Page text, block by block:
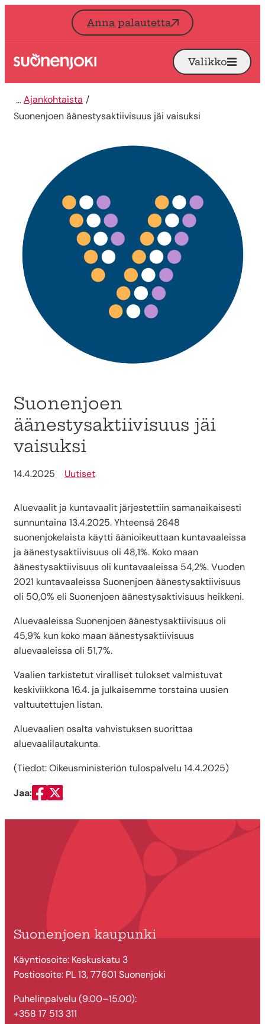
Siirry sisältöön
Anna palautetta
Etusivu Avaa
Valikko
Ajankohtaista
Suonenjoen äänestysaktiivisuus jäi vaisuksi
Suonenjoen
äänestysaktiivisuus jäi
vaisuksi
14.4.2025 Uutiset
Aluevaalit ja kuntavaalit järjestettiin samanaikaisesti
sunnuntaina 13.4.2025. Yhteensä 2648
suonenjokelaista käytti äänioikeuttaan kuntavaaleissa
ja äänestysaktiivisuus oli 48,1%. Koko maan
äänestysaktiivisuus oli kuntavaaleissa 54,2%. Vuoden
2021 kuntavaaleissa Suonenjoen äänestysaktiivisuus
oli 50,0% eli Suonenjoen äänestysaktivisuus heikkeni.
Aluevaaleissa Suonenjoen äänestysaktiivisuus oli
45,9% kun koko maan äänestysaktiivisuus
aluevaaleissa oli 51,7%.
Vaalien tarkistetut viralliset tulokset valmistuvat
keskiviikkona 16.4. ja julkaisemme torstaina uusien
valtuutettujen listan.
Aluevaalien osalta vahvistuksen suorittaa
aluevaalilautakunta.
(Tiedot: Oikeusministeriön tulospalvelu 14.4.2025)
Jaa:
Jaa Facebookissa
Jaa Twitterissä
Suonenjoen kaupunki
Käyntiosoite: Keskuskatu 3
Postiosoite: PL 13, 77601 Suonenjoki
Puhelinpalvelu (9.00–15.00):
+358 17 513 311